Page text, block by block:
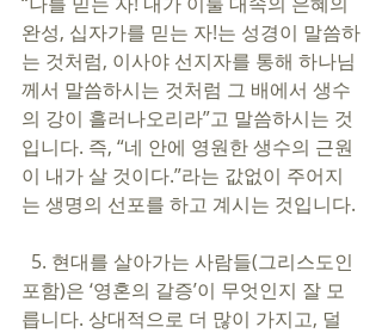
완성, 십자가를 믿는 자!는 성경이 말씀하
는 것처럼, 이사야 선지자를 통해 하나님
께서 말씀하시는 것처럼 그 배에서 생수
의 강이 흘러나오리라”고 말씀하시는 것
입니다. 즉, “네 안에 영원한 생수의 근원
이 내가 살 것이다.”라는 값없이 주어지
는 생명의 선포를 하고 계시는 것입니다.
포함)은 ‘영혼의 갈증’이 무엇인지 잘 모
릅니다. 상대적으로 더 많이 가지고, 덜